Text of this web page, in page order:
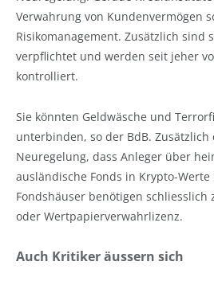
Verwahrung von Kundenvermögen
Risikomanagement. Zusätzlich sind
verpflichtet und werden seit jeher
kontrolliert.
Sie könnten Geldwäsche und
unterbinden, so der BdB.
Neuregelung, dass Anleger über
ausländische Fonds in Krypto-
Fondshäuser benötigen schliesslich
oder Wertpapierverwahrlizenz.
Auch Kritiker äussern sich